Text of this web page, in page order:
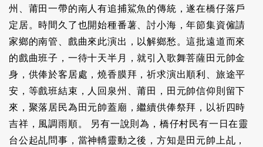
州、莆田一帶的南人有追捕鯊魚的傳統，遂在橋仔落戶
定居。時間久了也開始種番薯、討小海，年節集資僱請
家鄉的南管、戲曲來此演出，以解鄉愁。這批遠道而來
的戲曲班子，一待十天半月，就引入歌舞菩薩田元帥金
身，供俸於客居處，燒香膜拜，祈求演出順利、旅途平
安，等戲班結束，人回泉州、莆田，田元帥信仰則留下
來，聚落居民為田元帥蓋廟，繼續供俸祭拜，以祈四時
吉祥，風調雨順。 另有一說則為，橋仔村民有一日在靈
台公起乩問事，當神轎靈動之後，方知是田元帥上乩，